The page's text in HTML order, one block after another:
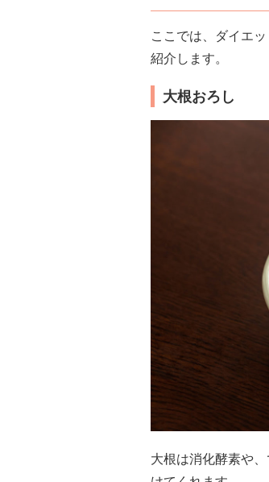
ここでは、ダイエ
紹介します。
大根おろし
大根は消化酵素や